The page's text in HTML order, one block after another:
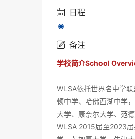
 日程
 备注
学校简介School
WLSA依托世界名中学
顿中学、哈佛西湖中学
大学、康奈尔大学、范
WLSA 2015届至2023